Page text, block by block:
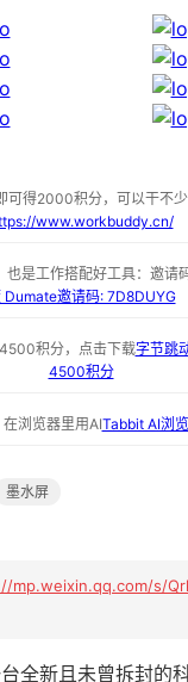
得2000积分，可以干不少
www.workbuddy.cn/
是工作搭配好工具：邀请
Dumate邀请码: 7D8DUYG
积分，点击下载字节跳
4500积分
浏览器里用AITabbit AI浏
墨水屏
mp.weixin.qq.com/s/
全新且未曾拆封的